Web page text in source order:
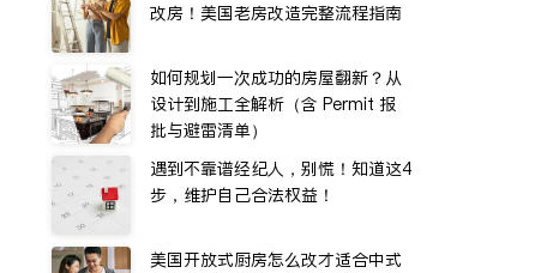
改房！美国老房改造完整流程指南
如何规划一次成功的房屋翻新？从
设计到施工全解析（含 Permit 报
批与避雷清单）
遇到不靠谱经纪人，别慌！知道这4
步，维护自己合法权益！
美国开放式厨房怎么改才适合中式